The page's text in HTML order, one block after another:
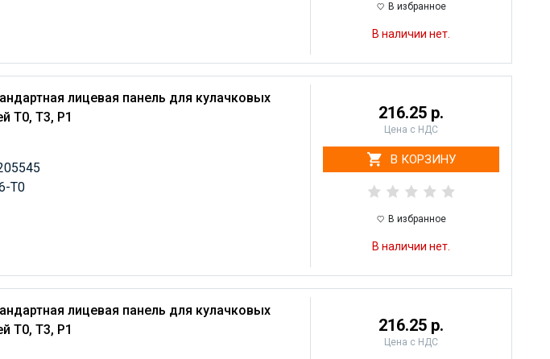
В избранное
В наличии нет.
лицевая панель для кулачковых
T0, T3, P1
T0
216.25 р.
Цена с НДС
В КОРЗИНУ
В избранное
В наличии нет.
лицевая панель для кулачковых
T0, T3, P1
216.25 р.
Цена с НДС